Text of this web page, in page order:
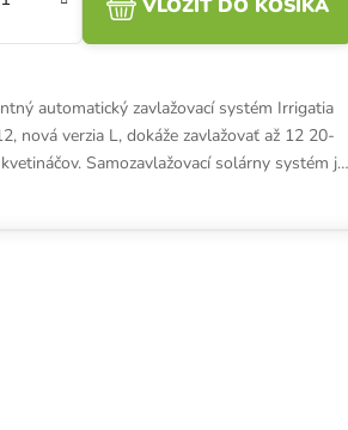
VLOŽIŤ DO KOŠÍKA
automatický zavlažovací systém Irrigatia
nová verzia L, dokáže zavlažovať až 12 20-
Samozavlažovací solárny systém je